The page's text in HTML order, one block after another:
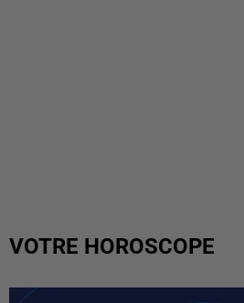
VOTRE HOROSCOPE